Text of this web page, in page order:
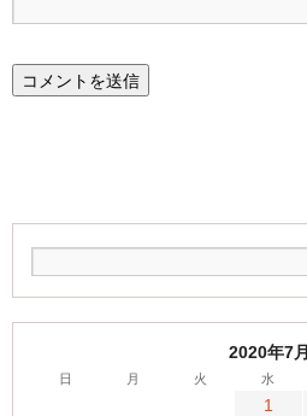
2020年7月
日 月 火 水
1